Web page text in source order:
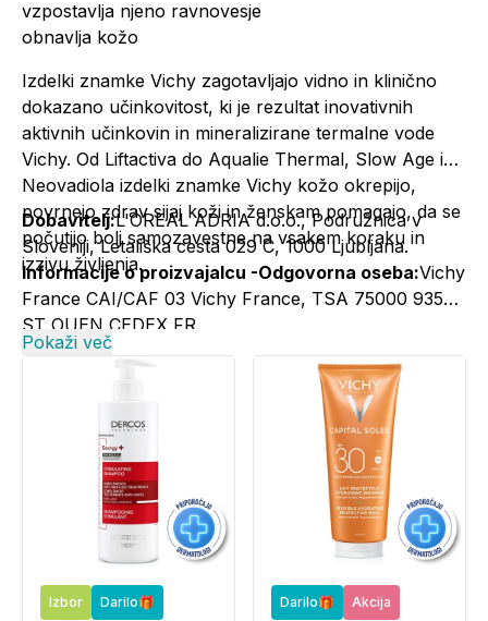
vzpostavlja njeno ravnovesje
obnavlja kožo
Izdelki znamke Vichy zagotavljajo vidno in klinično
dokazano učinkovitost, ki je rezultat inovativnih
aktivnih učinkovin in mineralizirane termalne vode
Vichy. Od Liftactiva do Aqualie Thermal, Slow Age in
Neovadiola izdelki znamke Vichy kožo okrepijo,
povrnejo zdrav sijaj koži in ženskam pomagajo, da se
počutijo bolj samozavestne na vsakem koraku in
izzivu življenja.
Dobavitelj:L'OREAL ADRIA d.o.o., Podružnica v
Sloveniji, Letališka cesta 029 C, 1000 Ljubljana.
Informacije o proizvajalcu -Odgovorna oseba:Vichy
France CAI/CAF 03 Vichy France, TSA 75000 93584
ST OUEN CEDEX FR.
Kontakt:+386 1 5800 980, vichy@si.oaccare.com,
cena je obračunana po ceniku operaterja//
www.vichy.si
Pokaži več
Izbor Darilo🎁 Darilo🎁 Akcija